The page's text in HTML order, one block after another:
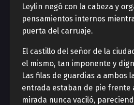
Leylin negó con la cabeza y
pensamientos internos
puerta del carruaje.
El castillo del señor de la
el mismo, tan imponente y
Las filas de guardias a ambos
entrada estaban de pie frente
mirada nunca vaciló,